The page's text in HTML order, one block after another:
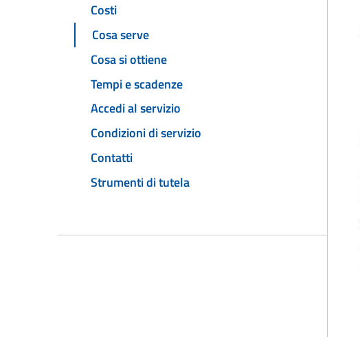
Costi
Cosa serve
Cosa si ottiene
Tempi e scadenze
Accedi al servizio
Condizioni di servizio
Contatti
Strumenti di tutela